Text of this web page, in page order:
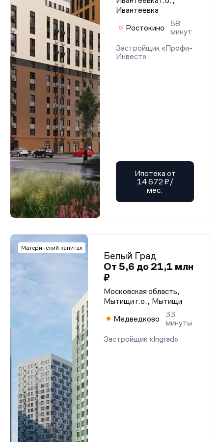
Ивантеевка
Ростокино
58
минут
Застройщик «Профи-
Инвест»
Ипотека от
14 672 ₽/
мес.
Материнский капитал
Белый Град
От 5,6 до 21,1 млн
₽
Московская область,
Мытищи г.о., Мытищи
Медведково
33
минуты
Застройщик «Ingrad»